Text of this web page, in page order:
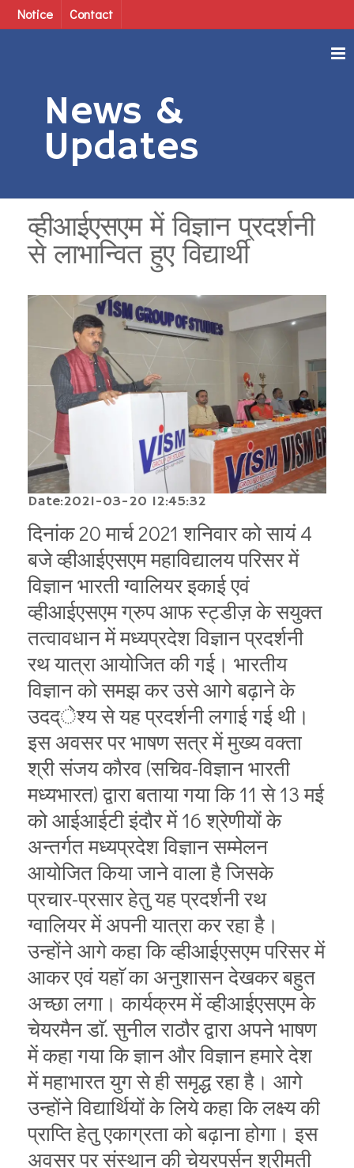
Notice Contact
News &
Updates
व्हीआईएसएम में विज्ञान प्रदर्शनी
से लाभान्वित हुए विद्यार्थी
Date:2021-03-20 12:45:32
दिनांक 20 मार्च 2021 शनिवार को सायं 4
बजे व्हीआईएसएम महाविद्यालय परिसर में
विज्ञान भारती ग्वालियर इकाई एवं
व्हीआईएसएम ग्रुप आफ स्ट्डीज़ के सयुक्त
तत्वावधान में मध्यप्रदेश विज्ञान प्रदर्शनी
रथ यात्रा आयोजित की गई। भारतीय
विज्ञान को समझ कर उसे आगे बढ़ाने के
उदद्ेश्य से यह प्रदर्शनी लगाई गई थी।
इस अवसर पर भाषण सत्र में मुख्य वक्ता
श्री संजय कौरव (सचिव-विज्ञान भारती
मध्यभारत) द्वारा बताया गया कि 11 से 13 मई
को आईआईटी इंदौर में 16 श्रेणीयों के
अन्तर्गत मध्यप्रदेश विज्ञान सम्मेलन
आयोजित किया जाने वाला है जिसके
प्रचार-प्रसार हेतु यह प्रदर्शनी रथ
ग्वालियर में अपनी यात्रा कर रहा है।
उन्होंने आगे कहा कि व्हीआईएसएम परिसर में
आकर एवं यहाॅ का अनुशासन देखकर बहुत
अच्छा लगा। कार्यक्रम में व्हीआईएसएम के
चेयरमैन डाॅ. सुनील राठौर द्वारा अपने भाषण
में कहा गया कि ज्ञान और विज्ञान हमारे देश
में महाभारत युग से ही समृद्ध रहा है। आगे
उन्होंने विद्यार्थियों के लिये कहा कि लक्ष्य की
प्राप्ति हेतु एकाग्रता को बढ़ाना होगा। इस
अवसर पर संस्थान की चेयरपर्सन श्रीमती